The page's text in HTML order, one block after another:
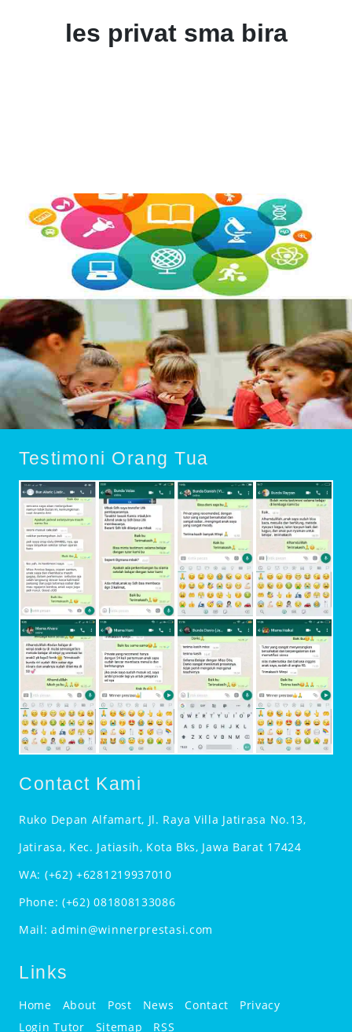
les privat sma bira
Testimoni Orang Tua
Contact Kami
Ruko Depan Alfamart, Jl. Raya Villa Jatirasa No.13,
Jatirasa, Kec. Jatiasih, Kota Bks, Jawa Barat 17424
WA: (+62) +6281219937010
Phone: (+62) 081808133086
Mail:admin@winnerprestasi.com
Links
Home About Post News Contact
Privacy
Login Tutor
Sitemap RSS